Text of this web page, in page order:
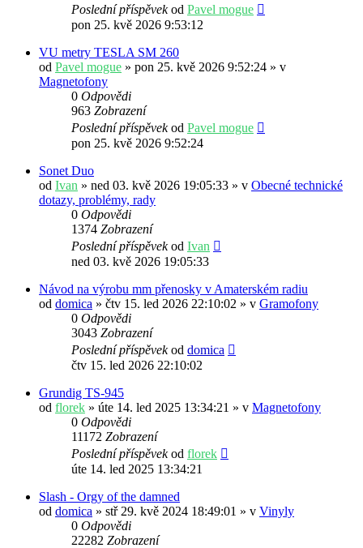
Poslední příspěvekod Pavel mogue
pon 25. kvě 2026 9:53:12
VU metry TESLA SM 260
od Pavel mogue » pon 25. kvě 2026 9:52:24 » v
Magnetofony
0 Odpovědi
963 Zobrazení
Poslední příspěvekod Pavel mogue
pon 25. kvě 2026 9:52:24
Sonet Duo
od Ivan » ned 03. kvě 2026 19:05:33 » v Obecné technické
dotazy, problémy, rady
0 Odpovědi
1374 Zobrazení
Poslední příspěvekod Ivan
ned 03. kvě 2026 19:05:33
Návod na výrobu mm přenosky v Amaterském radiu
od domica » čtv 15. led 2026 22:10:02 » v Gramofony
0 Odpovědi
3043 Zobrazení
Poslední příspěvekod domica
čtv 15. led 2026 22:10:02
Grundig TS-945
od florek » úte 14. led 2025 13:34:21 » v Magnetofony
0 Odpovědi
11172 Zobrazení
Poslední příspěvekod florek
úte 14. led 2025 13:34:21
Slash - Orgy of the damned
od domica » stř 29. kvě 2024 18:49:01 » v Vinyly
0 Odpovědi
22282 Zobrazení